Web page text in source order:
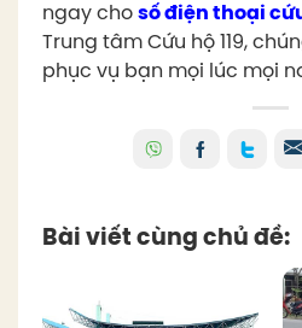
ngay cho số điện thoại
Trung tâm Cứu hộ 119,
phục vụ bạn mọi lúc mọi
Bài viết cùng chủ đề: